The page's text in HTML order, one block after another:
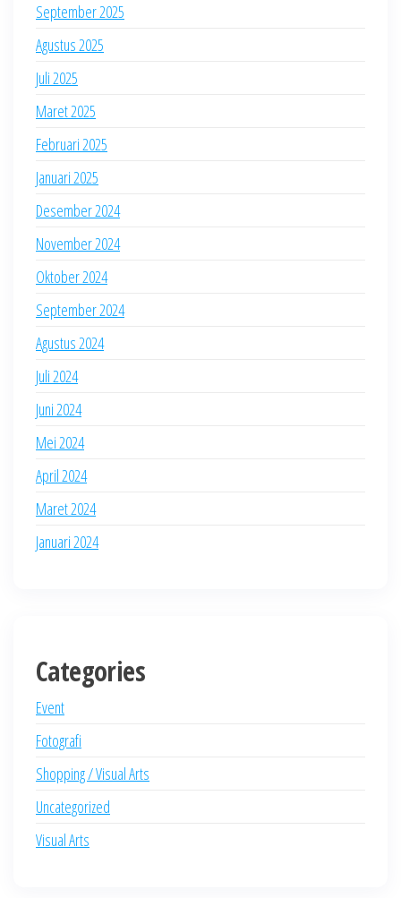
September 2025
Agustus 2025
Juli 2025
Maret 2025
Februari 2025
Januari 2025
Desember 2024
November 2024
Oktober 2024
September 2024
Agustus 2024
Juli 2024
Juni 2024
Mei 2024
April 2024
Maret 2024
Januari 2024
Categories
Event
Fotografi
Shopping / Visual Arts
Uncategorized
Visual Arts